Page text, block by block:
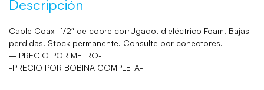
Descripción
Cable Coaxil 1/2″ de cobre corrUgado, dieléctrico Foam. Bajas
perdidas. Stock permanente. Consulte por conectores.
– PRECIO POR METRO-
-PRECIO POR BOBINA COMPLETA-